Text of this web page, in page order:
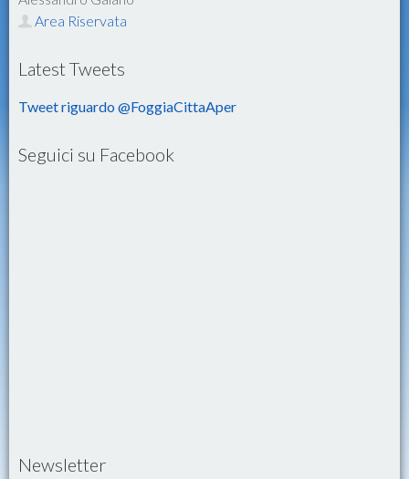
Area Riservata
Latest Tweets
Tweet riguardo @FoggiaCittaAper
Seguici su Facebook
Newsletter